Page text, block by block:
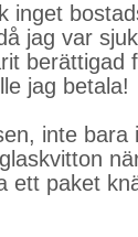
inget
jag var
berättigad
jag betala!
inte bara
ett paket